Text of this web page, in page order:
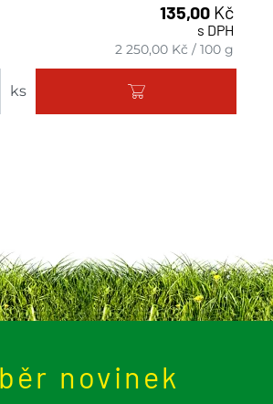
135,00 Kč
s DPH
2 250,00 Kč /100 g
ks
novinek